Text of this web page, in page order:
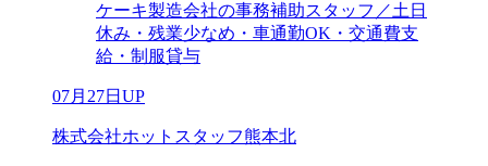
ケーキ製造会社の事務補助スタッフ／土日
休み・残業少なめ・車通勤OK・交通費支
給・制服貸与
07月27日UP
株式会社ホットスタッフ熊本北